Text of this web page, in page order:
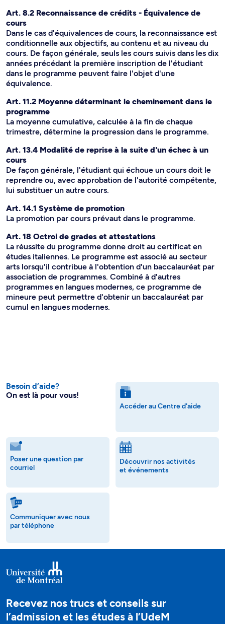
Art. 8.2 Reconnaissance de crédits - Équivalence de
cours
Dans le cas d'équivalences de cours, la reconnaissance est
conditionnelle aux objectifs, au contenu et au niveau du
cours. De façon générale, seuls les cours suivis dans les dix
années précédant la première inscription de l'étudiant
dans le programme peuvent faire l'objet d'une
équivalence.
Art. 11.2 Moyenne déterminant le cheminement dans le
programme
La moyenne cumulative, calculée à la fin de chaque
trimestre, détermine la progression dans le programme.
Art. 13.4 Modalité de reprise à la suite d'un échec à un
cours
De façon générale, l'étudiant qui échoue un cours doit le
reprendre ou, avec approbation de l'autorité compétente,
lui substituer un autre cours.
Art. 14.1 Système de promotion
La promotion par cours prévaut dans le programme.
Art. 18 Octroi de grades et attestations
La réussite du programme donne droit au certificat en
études italiennes. Le programme est associé au secteur
arts lorsqu'il contribue à l'obtention d'un baccalauréat par
association de programmes. Combiné à d'autres
programmes en langues modernes, ce programme de
mineure peut permettre d'obtenir un baccalauréat par
cumul en langues modernes.
Besoin d’aide?
On est là pour vous!
Accéder au Centre d'aide
Poser une question par
courriel
Découvrir nos activités
et événements
Communiquer avec nous
par téléphone
Recevez nos trucs et conseils sur
l’admission et les études à l’UdeM